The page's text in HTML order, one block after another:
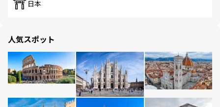
日本
人気スポット